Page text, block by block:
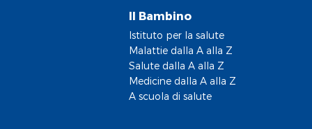
Il Bambino
Istituto per la salute
Malattie dalla A alla Z
Salute dalla A alla Z
Medicine dalla A alla Z
A scuola di salute